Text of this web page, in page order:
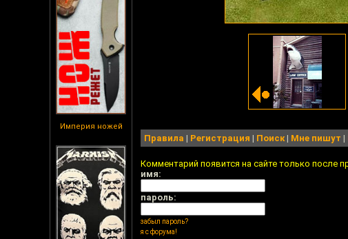
Империя ножей
Правила | Регистрация | Поиск| Мне пишут |
Комментарий появится на сайте только после
имя:
пароль:
забыл пароль?
я с форума!